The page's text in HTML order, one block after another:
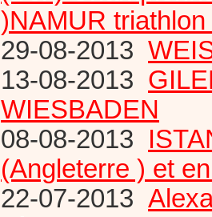
)NAMUR
29-08-2013
13-08-2013
WIESBADEN
08-08-2013
(Angleterre ) et
22-07-2013